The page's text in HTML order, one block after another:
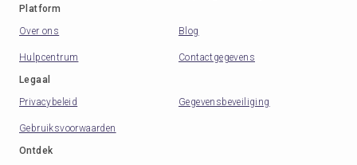
Platform
Over ons
Blog
Hulpcentrum
Contactgegevens
Legaal
Privacybeleid
Gegevensbeveiliging
Gebruiksvoorwaarden
Ontdek